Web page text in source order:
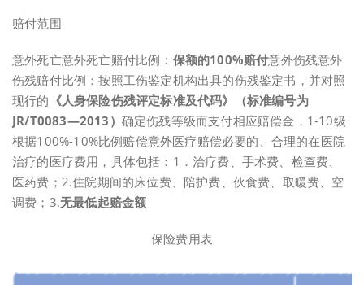
赔付范围
意外死亡意外死亡赔付比例： 保额的100%赔付意外伤残意外
伤残赔付比例：按照工伤鉴定机构出具的伤残鉴定书，并对照
现行的 《人身保险伤残评定标准及代码》（标准编号为
JR/T0083—2013） 确定伤残等级而支付相应赔偿金，1-10级
根据100%-10%比例赔偿意外医疗赔偿必要的、合理的在医院
治疗的医疗费用，具体包括：1．治疗费、手术费、检查费、
医药费；2.住院期间的床位费、陪护费、伙食费、取暖费、空
调费；3.无最低起赔金额
保险费用表